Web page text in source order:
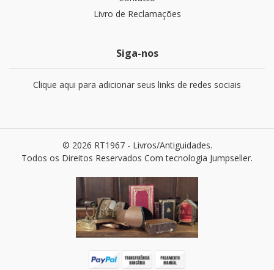
Livro de Reclamações
Siga-nos
Clique aqui para adicionar seus links de redes sociais
© 2026 RT1967 - Livros/Antiguidades.
Todos os Direitos Reservados Com tecnologia Jumpseller.